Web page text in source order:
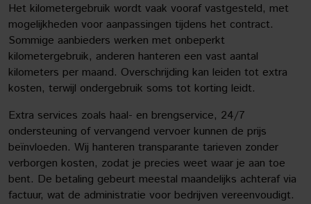
Het kilometergebruik wordt vaak vooraf vastgesteld, met
mogelijkheden voor aanpassingen tijdens het contract.
Sommige aanbieders werken met onbeperkt
kilometergebruik, anderen hanteren een vast aantal
kilometers per maand. Overschrijding kan leiden tot extra
kosten, terwijl ondergebruik soms tot korting leidt.
Extra services zoals haal- en brengservice, 24/7
ondersteuning of vervangend vervoer kunnen de prijs
beïnvloeden. Wij hanteren transparante tarieven zonder
verborgen kosten, zodat je precies weet waar je aan toe
bent. De betaling gebeurt meestal maandelijks achteraf via
factuur, wat de administratie voor bedrijven vereenvoudigt.